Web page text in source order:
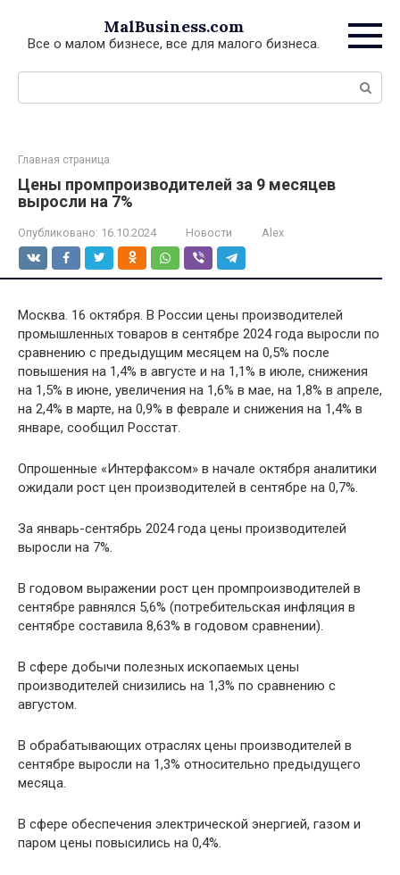
контенту
MalBusiness.com
Все о малом бизнесе, все для малого бизнеса.
Поиск:
Главная страница
Цены промпроизводителей за 9 месяцев
выросли на 7%
Опубликовано: 16.10.2024 Новости Alex
Москва. 16 октября. В России цены производителей
промышленных товаров в сентябре 2024 года выросли по
сравнению с предыдущим месяцем на 0,5% после
повышения на 1,4% в августе и на 1,1% в июле, снижения
на 1,5% в июне, увеличения на 1,6% в мае, на 1,8% в апреле,
на 2,4% в марте, на 0,9% в феврале и снижения на 1,4% в
январе, сообщил Росстат.
Опрошенные «Интерфаксом» в начале октября аналитики
ожидали рост цен производителей в сентябре на 0,7%.
За январь-сентябрь 2024 года цены производителей
выросли на 7%.
В годовом выражении рост цен промпроизводителей в
сентябре равнялся 5,6% (потребительская инфляция в
сентябре составила 8,63% в годовом сравнении).
В сфере добычи полезных ископаемых цены
производителей снизились на 1,3% по сравнению с
августом.
В обрабатывающих отраслях цены производителей в
сентябре выросли на 1,3% относительно предыдущего
месяца.
В сфере обеспечения электрической энергией, газом и
паром цены повысились на 0,4%.